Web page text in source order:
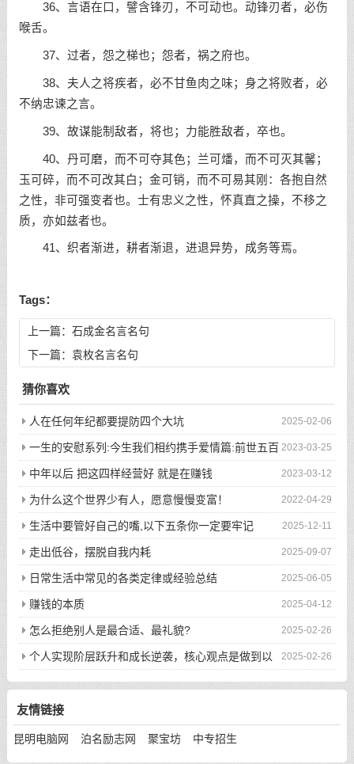
36、言语在口，譬含锋刃，不可动也。动锋刃者，必伤
喉舌。
37、过者，怨之梯也；怨者，祸之府也。
38、夫人之将疾者，必不甘鱼肉之味；身之将败者，必
不纳忠谏之言。
39、故谋能制敌者，将也；力能胜敌者，卒也。
40、丹可磨，而不可夺其色；兰可燔，而不可灭其馨；
玉可碎，而不可改其白；金可销，而不可易其刚：各抱自然
之性，非可强变者也。士有忠义之性，怀真直之操，不移之
质，亦如兹者也。
41、织者渐进，耕者渐退，进退异势，成务等焉。
Tags：
上一篇： 石成金名言名句
下一篇： 袁枚名言名句
猜你喜欢
2025-02-06
人在任何年纪都要提防四个大坑
2023-03-25
一生的安慰系列:今生我们相约携手爱情篇:前世五百
次的回眸才换来今生的相遇
2023-03-12
中年以后 把这四样经营好 就是在赚钱
2022-04-29
为什么这个世界少有人，愿意慢慢变富！
2025-12-11
生活中要管好自己的嘴,以下五条你一定要牢记
2025-09-07
走出低谷，摆脱自我内耗
2025-06-05
日常生活中常见的各类定律或经验总结
2025-04-12
赚钱的本质
2025-02-26
怎么拒绝别人是最合适、最礼貌?
2025-02-26
个人实现阶层跃升和成长逆袭，核心观点是做到以
下八件事
友情链接
昆明电脑网 泊名励志网 聚宝坊 中专招生